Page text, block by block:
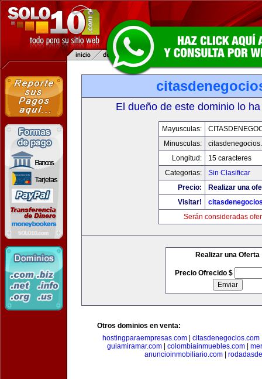
El dueño de este dominio lo
Mayusculas:
Minusculas:
Longitud:
15 caracteres
Categorias:
Sin Clasificar
Precio:
Realizar una
Visitar!
Serán consideradas
Realizar una Oferta
Precio Ofrecido $
Otros dominios en venta:
hostingparaempresas.com| citasdenegocios.com
guiamiramar.com| colombiainmuebles.com|
anuncioinmobiliario.com